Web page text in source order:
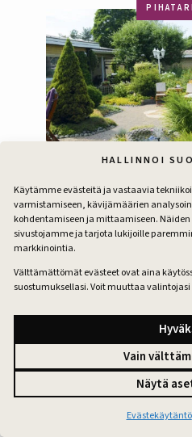
HALLINNOI
Käytämme evästeitä ja vastaavia
varmistamiseen, kävijämäärien
kohdentamiseen ja mittaamiseen.
sivustojamme ja tarjota lukijoille
markkinointia.
Välttämättömät evästeet ovat aina
suostumuksellasi. Voit muuttaa
Vain
Näytä
Evästekäytäntö
Hyvällä maulla ja
Omakotialueen pienehköstä
sukupolvien lapset leikkivät ja
kukoistavat.